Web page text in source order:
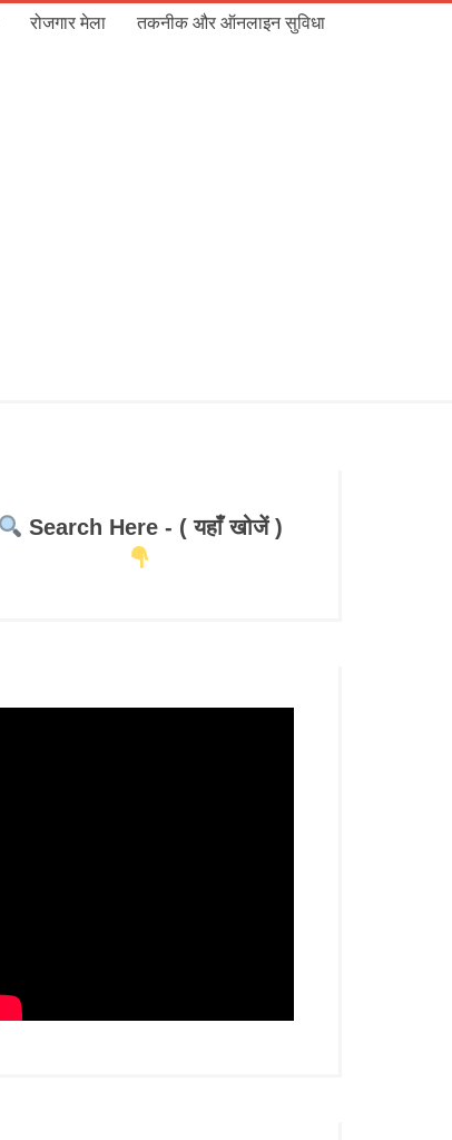
रोजगार मेला तकनीक और ऑनलाइन सुविधा
Search Here - ( यहाँ खोजें )